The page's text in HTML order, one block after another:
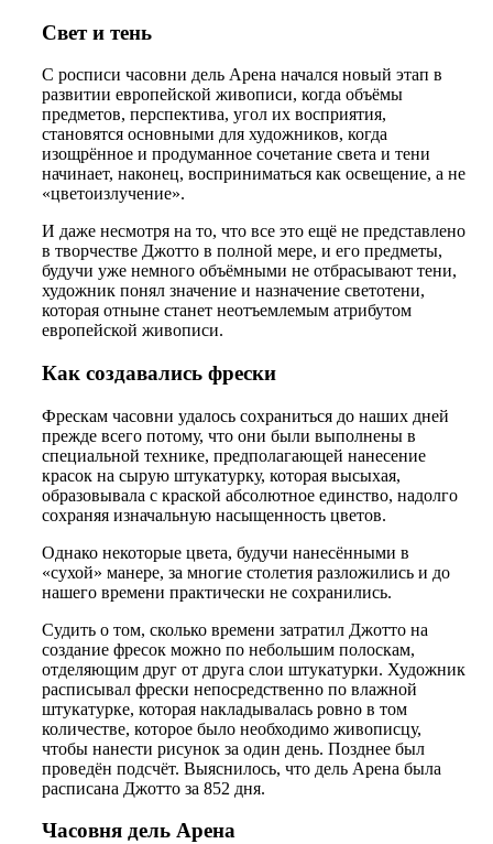
Свет и тень
С росписи часовни дель Арена начался новый этап в
развитии европейской живописи, когда объёмы
предметов, перспектива, угол их восприятия,
становятся основными для художников, когда
изощрённое и продуманное сочетание света и тени
начинает, наконец, восприниматься как освещение, а не
«цветоизлучение».
И даже несмотря на то, что все это ещё не представлено
в творчестве Джотто в полной мере, и его предметы,
будучи уже немного объёмными не отбрасывают тени,
художник понял значение и назначение светотени,
которая отныне станет неотъемлемым атрибутом
европейской живописи.
Как создавались фрески
Фрескам часовни удалось сохраниться до наших дней
прежде всего потому, что они были выполнены в
специальной технике, предполагающей нанесение
красок на сырую штукатурку, которая высыхая,
образовывала с краской абсолютное единство, надолго
сохраняя изначальную насыщенность цветов.
Однако некоторые цвета, будучи нанесёнными в
«сухой» манере, за многие столетия разложились и до
нашего времени практически не сохранились.
Судить о том, сколько времени затратил Джотто на
создание фресок можно по небольшим полоскам,
отделяющим друг от друга слои штукатурки. Художник
расписывал фрески непосредственно по влажной
штукатурке, которая накладывалась ровно в том
количестве, которое было необходимо живописцу,
чтобы нанести рисунок за один день. Позднее был
проведён подсчёт. Выяснилось, что дель Арена была
расписана Джотто за 852 дня.
Часовня дель Арена